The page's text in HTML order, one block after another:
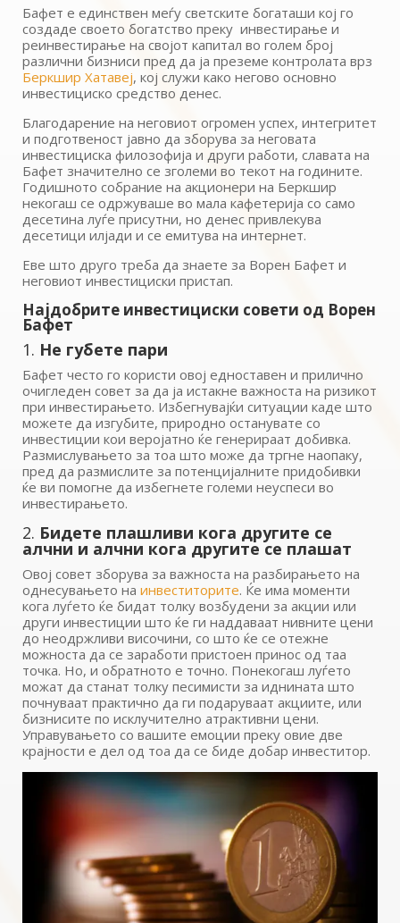
Бафет е единствен меѓу светските богаташи кој го
создаде своето богатство преку инвестирање и
реинвестирање на својот капитал во голем број
различни бизниси пред да ја преземе контролата врз
Беркшир Хатавеј, кој служи како негово основно
инвестициско средство денес.
Благодарение на неговиот огромен успех, интегритет
и подготвеност јавно да зборува за неговата
инвестициска филозофија и други работи, славата на
Бафет значително се зголеми во текот на годините.
Годишното собрание на акционери на Беркшир
некогаш се одржуваше во мала кафетерија со само
десетина луѓе присутни, но денес привлекува
десетици илјади и се емитува на интернет.
Еве што друго треба да знаете за Ворен Бафет и
неговиот инвестициски пристап.
Најдобрите инвестициски совети од Ворен
Бафет
1. Не губете пари
Бафет често го користи овој едноставен и прилично
очигледен совет за да ја истакне важноста на ризикот
при инвестирањето. Избегнувајќи ситуации каде што
можете да изгубите, природно останувате со
инвестиции кои веројатно ќе генерираат добивка.
Размислувањето за тоа што може да тргне наопаку,
пред да размислите за потенцијалните придобивки
ќе ви помогне да избегнете големи неуспеси во
инвестирањето.
2. Бидете плашливи кога другите се
алчни и алчни кога другите се плашат
Овој совет зборува за важноста на разбирањето на
однесувањето на инвеститорите. Ќе има моменти
кога луѓето ќе бидат толку возбудени за акции или
други инвестиции што ќе ги наддаваат нивните цени
до неодржливи височини, со што ќе се отежне
можноста да се заработи пристоен принос од таа
точка. Но, и обратното е точно. Понекогаш луѓето
можат да станат толку песимисти за иднината што
почнуваат практично да ги подаруваат акциите, или
бизнисите по исклучително атрактивни цени.
Управувањето со вашите емоции преку овие две
крајности е дел од тоа да се биде добар инвеститор.